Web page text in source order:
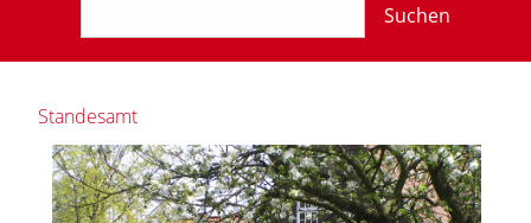
Suchen
Standesamt